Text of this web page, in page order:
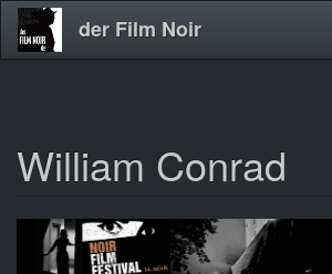
Direkt
zum
der Film Noir
William Conrad